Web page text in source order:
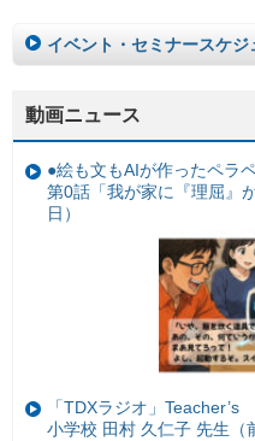
イベント・セミナースケジ
動画ニュース
●絵も文もAIが作ったペラ
第0話「我が家に『理屈』
日）
「TDXラジオ」
小学校 田村 久仁子 先生（